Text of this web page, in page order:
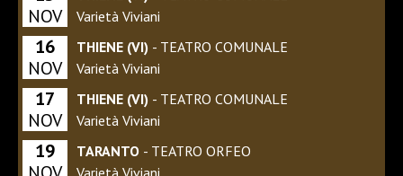
NOV
Varietà Viviani
16
NOV
THIENE (VI) - TEATRO COMUNALE
Varietà Viviani
17
NOV
THIENE (VI) - TEATRO COMUNALE
Varietà Viviani
19
TARANTO - TEATRO ORFEO
Varietà Viviani